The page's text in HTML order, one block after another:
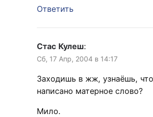
Ответить
Стас Кулеш:
Сб, 17 Апр, 2004 в 14:17
Заходишь в жж, узнаёшь,
написано матерное слово?
Мило.